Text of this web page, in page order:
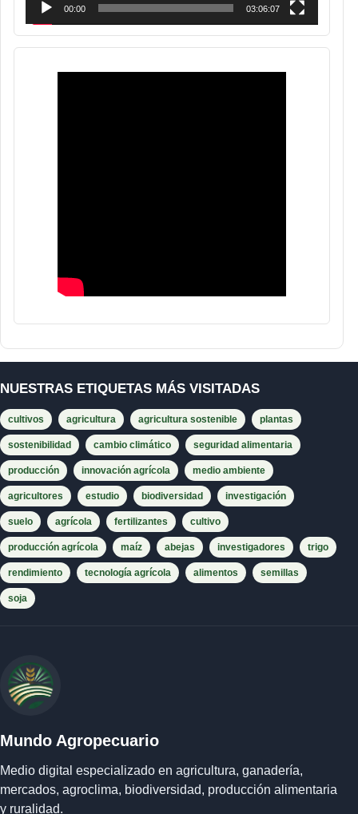
00:00 03:06:07
NUESTRAS ETIQUETAS MÁS VISITADAS
cultivos agricultura agricultura sostenible plantas
sostenibilidad cambio climático seguridad alimentaria
producción innovación agrícola medio ambiente
agricultores estudio biodiversidad investigación
suelo agrícola fertilizantes cultivo
producción agrícola maíz abejas investigadores trigo
rendimiento tecnología agrícola alimentos semillas
soja
Mundo Agropecuario
Medio digital especializado en agricultura, ganadería,
mercados, agroclima, biodiversidad, producción alimentaria
y ruralidad.